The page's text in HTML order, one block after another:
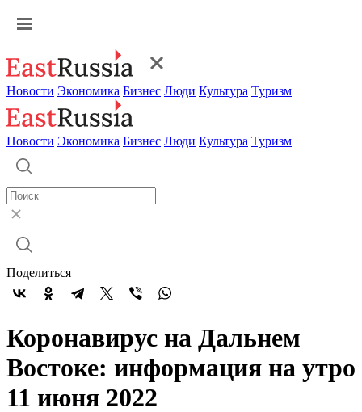
Новости Экономика Бизнес Люди Культура Туризм
Новости Экономика Бизнес Люди Культура Туризм
Поделиться
Коронавирус на Дальнем
Востоке: информация на утро
11 июня 2022